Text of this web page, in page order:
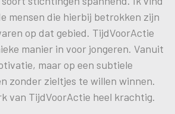
mensen die hierbij betrokken zijn
op dat gebied. TijdVoorActie
manier in voor jongeren. Vanuit
maar op een subtiele
zonder zieltjes te willen winnen.
van TijdVoorActie heel krachtig.